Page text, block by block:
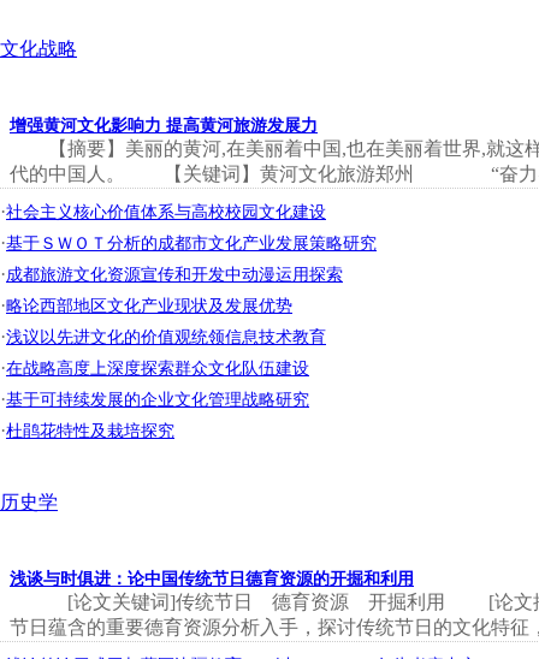
文化战略
增强黄河文化影响力 提高黄河旅游发展力
【摘要】美丽的黄河,在美丽着中国,也在美丽着世界,就
代的中国人。 【关键词】黄河文化旅游郑州 “奋力
·社会主义核心价值体系与高校校园文化建设
·基于ＳＷＯＴ分析的成都市文化产业发展策略研究
·成都旅游文化资源宣传和开发中动漫运用探索
·略论西部地区文化产业现状及发展优势
·浅议以先进文化的价值观统领信息技术教育
·在战略高度上深度探索群众文化队伍建设
·基于可持续发展的企业文化管理战略研究
·杜鹃花特性及栽培探究
历史学
浅谈与时俱进：论中国传统节日德育资源的开掘和利用
[论文关键词]传统节日 德育资源 开掘利用 [论文摘
节日蕴含的重要德育资源分析入手，探讨传统节日的文化特征